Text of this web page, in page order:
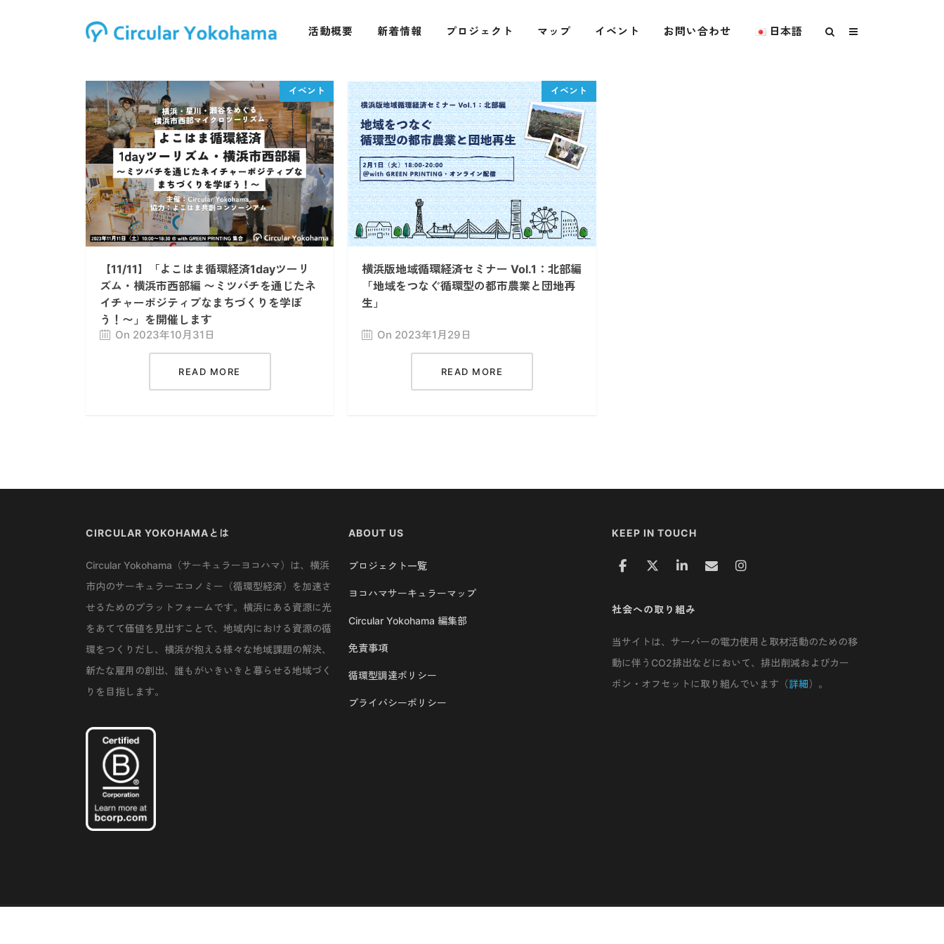
活動概要 新着情報 プロジェクト マップ イベント お問い合わせ 日本語
【11/11】「よこはま循環経済1dayツーリ
ズム・横浜市西部編 〜ミツバチを通じたネ
イチャーポジティブなまちづくりを学ぼ
う！〜」を開催します
On 2023年10月31日
READ MORE
横浜版地域循環経済セミナー Vol.1：北部編
「地域をつなぐ循環型の都市農業と団地再
生」
On 2023年1月29日
READ MORE
CIRCULAR YOKOHAMAとは
Circular Yokohama（サーキュラーヨコハマ）は、横浜
市内のサーキュラーエコノミー（循環型経済）を加速さ
せるためのプラットフォームです。横浜にある資源に光
をあてて価値を見出すことで、地域内における資源の循
環をつくりだし、横浜が抱える様々な地域課題の解決、
新たな雇用の創出、誰もがいきいきと暮らせる地域づく
りを目指します。
ABOUT US
プロジェクト一覧
ヨコハマサーキュラーマップ
Circular Yokohama 編集部
免責事項
循環型調達ポリシー
プライバシーポリシー
KEEP IN TOUCH
社会への取り組み
当サイトは、サーバーの電力使用と取材活動のための移
動に伴うCO2排出などにおいて、排出削減およびカー
ボン・オフセットに取り組んでいます（詳細）。